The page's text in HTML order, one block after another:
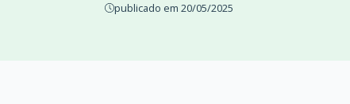
publicado em 20/05/2025